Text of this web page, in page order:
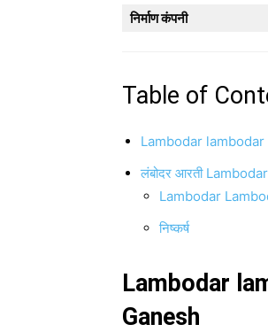
निर्माण कंपनी
Table of
Lambodar
लंबोदर आरती
Lambodar
निष्कर्ष
Lambodar
Ganesh